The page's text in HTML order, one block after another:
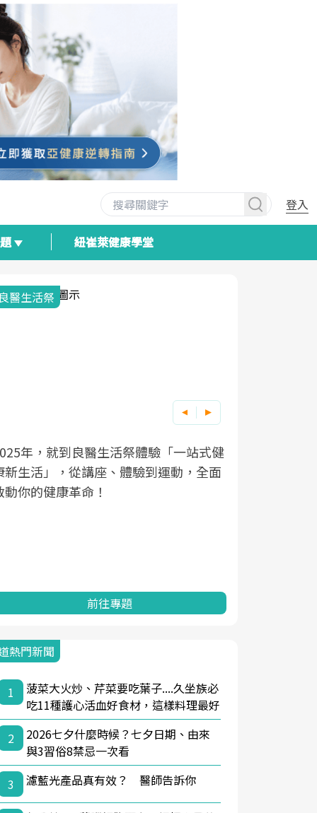
登入
紐崔萊健康學堂
與健康韌性的距離
醫健康網從「換季的身體變化」出發，
過醫學觀點與日常感受的對話，建立對
健康的認知，進而引導實際的改善行
前往專題
熱門新聞
1
菠菜大火炒、芹菜要吃葉子....久坐族必
吃11種護心活血好食材，這樣料理最好
2
2026七夕什麼時候？七夕日期、由來
與3習俗8禁忌一次看
3
濾藍光產品真有效？ 醫師告訴你